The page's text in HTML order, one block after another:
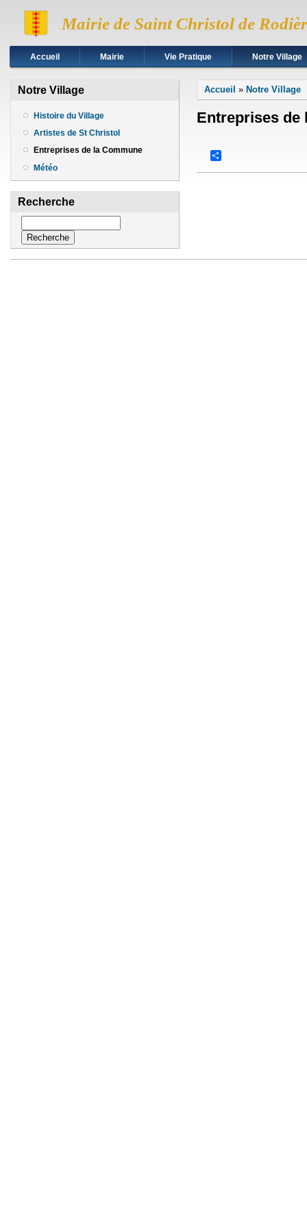
Mairie de Saint Christol de
Accueil Mairie Vie Pratique Notre Village
Notre Village
Histoire du Village
Artistes de St Christol
Entreprises de la Commune
Météo
Recherche
Vous êtes ici
Accueil » Notre Village
Entreprises de